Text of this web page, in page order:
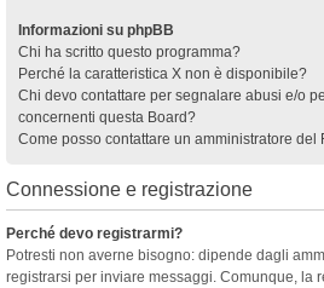
Informazioni su phpBB
Chi ha scritto questo programma?
Perché la caratteristica X non è disponibile?
Chi devo contattare per segnalare abusi e/o
concernenti questa Board?
Come posso contattare un amministratore del
Connessione e registrazione
Perché devo registrarmi?
Potresti non averne bisogno: dipende dagli
registrarsi per inviare messaggi. Comunque, la